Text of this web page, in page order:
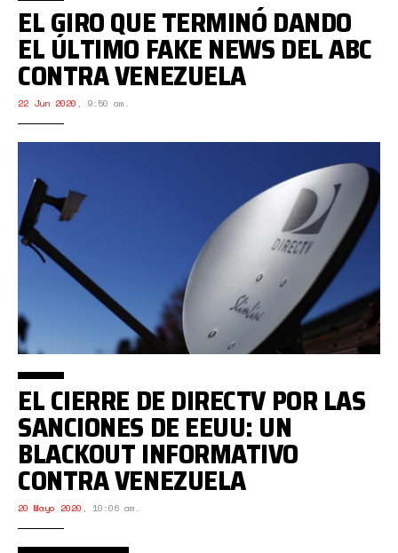
EL GIRO QUE TERMINÓ DANDO
EL ÚLTIMO FAKE NEWS DEL ABC
CONTRA VENEZUELA
22 Jun 2020 , 9:50 am.
EL CIERRE DE DIRECTV POR LAS
SANCIONES DE EEUU: UN
BLACKOUT INFORMATIVO
CONTRA VENEZUELA
20 Mayo 2020 , 10:06 am.